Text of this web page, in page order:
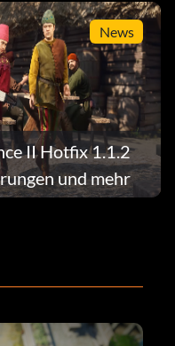
News
II Hotfix 1.1.2
und mehr